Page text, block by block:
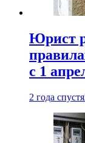
Юрист
с 1
2 года спустя